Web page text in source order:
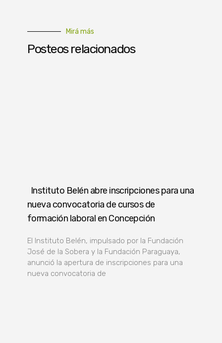
Mirá más
Posteos relacionados
Instituto Belén abre inscripciones para una
nueva convocatoria de cursos de
formación laboral en Concepción
El Instituto Belén, impulsado por la Fundación
José de la Sobera y la Fundación Paraguaya,
anunció la apertura de inscripciones para una
nueva convocatoria de